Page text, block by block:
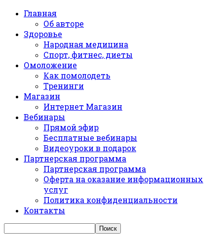
Главная
Об авторе
Здоровье
Народная медицина
Спорт, фитнес, диеты
Омоложение
Как помолодеть
Тренинги
Магазин
Интернет Магазин
Вебинары
Прямой эфир
Бесплатные вебинары
Видеоуроки в подарок
Партнерская программа
Партнерская программа
Оферта на оказание информационных
услуг
Политика конфиденциальности
Контакты